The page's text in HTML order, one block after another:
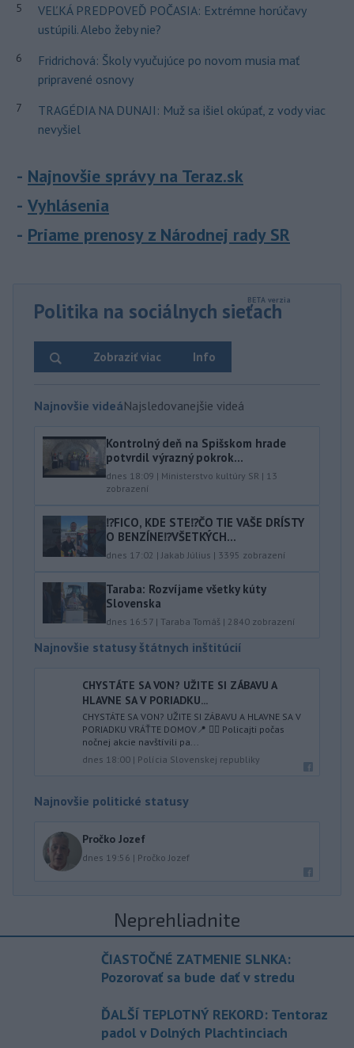
5
VEĽKÁ PREDPOVEĎ POČASIA: Extrémne horúčavy
ustúpili. Alebo žeby nie?
6
Fridrichová: Školy vyučujúce po novom musia mať
pripravené osnovy
7
TRAGÉDIA NA DUNAJI: Muž sa išiel okúpať, z vody viac
nevyšiel
Najnovšie správy na Teraz.sk
Vyhlásenia
Priame prenosy z Národnej rady SR
Politika na sociálnych sieťach
Info
Zobraziť viac
Najnovšie videáNajsledovanejšie videá
Kontrolný deň na Spišskom hrade
potvrdil výrazný pokrok...
dnes 18:09 | Ministerstvo kultúry SR | 13
zobrazení
⁉️FICO, KDE STE⁉️ČO TIE VAŠE DRÍSTY
O BENZÍNE⁉️VŠETKÝCH...
dnes 17:02 |Jakab Július | 3395 zobrazení
Taraba: Rozvíjame všetky kúty
Slovenska
dnes 16:57 | Taraba Tomáš | 2840 zobrazení
Najnovšie statusy štátnych inštitúcií
CHYSTÁTE SA VON? UŽITE SI ZÁBAVU A
HLAVNE SA V PORIADKU...
CHYSTÁTE SA VON? UŽITE SI ZÁBAVU A HLAVNE SA V
PORIADKU VRÁŤTE DOMOV📍 👮‍♂️ Policajti počas
nočnej akcie navštívili pa...
dnes 18:00 | Polícia Slovenskej republiky
Najnovšie politické statusy
Pročko Jozef
dnes 19:56 | Pročko Jozef
Neprehliadnite
ČIASTOČNÉ ZATMENIE SLNKA:
Pozorovať sa bude dať v stredu
ĎALŠÍ TEPLOTNÝ REKORD: Tentoraz
padol v Dolných Plachtinciach